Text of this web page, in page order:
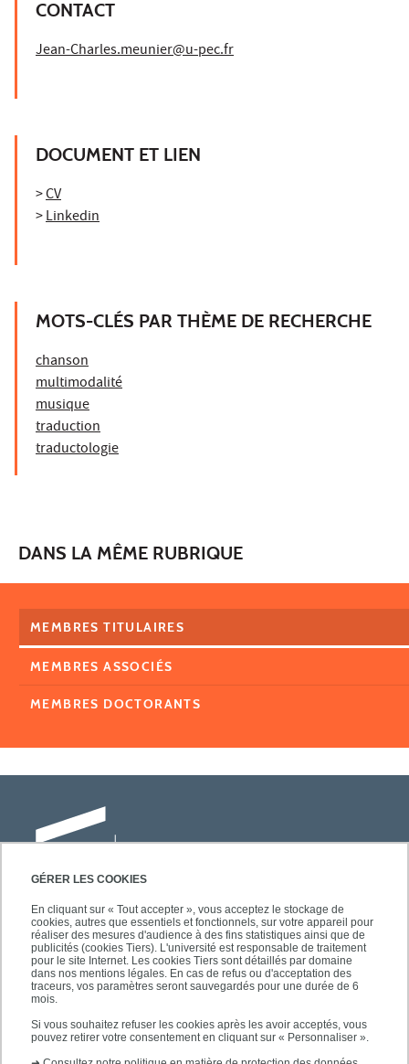
GÉRER LES COOKIES
En cliquant sur « Tout accepter », vous acceptez le stockage de
cookies, autres que essentiels et fonctionnels, sur votre appareil pour
réaliser des mesures d'audience à des fins statistiques ainsi que de
publicités (cookies Tiers). L'université est responsable de traitement
pour le site Internet. Les cookies Tiers sont détaillés par domaine
dans nos mentions légales. En cas de refus ou d'acceptation des
traceurs, vos paramètres seront sauvegardés pour une durée de 6
mois.
Si vous souhaitez refuser les cookies après les avoir acceptés, vous
pouvez retirer votre consentement en cliquant sur « Personnaliser ».
CONTACT
Jean-Charles.meunier@u-pec.fr
DOCUMENT ET LIEN
>CV
>Linkedin
MOTS-CLÉS PAR THÈME DE RECHERCHE
chanson
multimodalité
musique
traduction
traductologie
DANS LA MÊME RUBRIQUE
MEMBRES TITULAIRES
MEMBRES ASSOCIÉS
MEMBRES DOCTORANTS
Université Paris-Est Créteil
Faculté des lettres, langues et sciences
humaines
61, avenue du Général de Gaulle
94010 Créteil